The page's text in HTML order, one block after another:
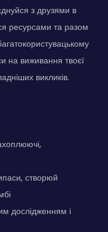
з друзями в
ресурсами та разом
на виживання твоєї
викликів.
створюй
дослідженням і